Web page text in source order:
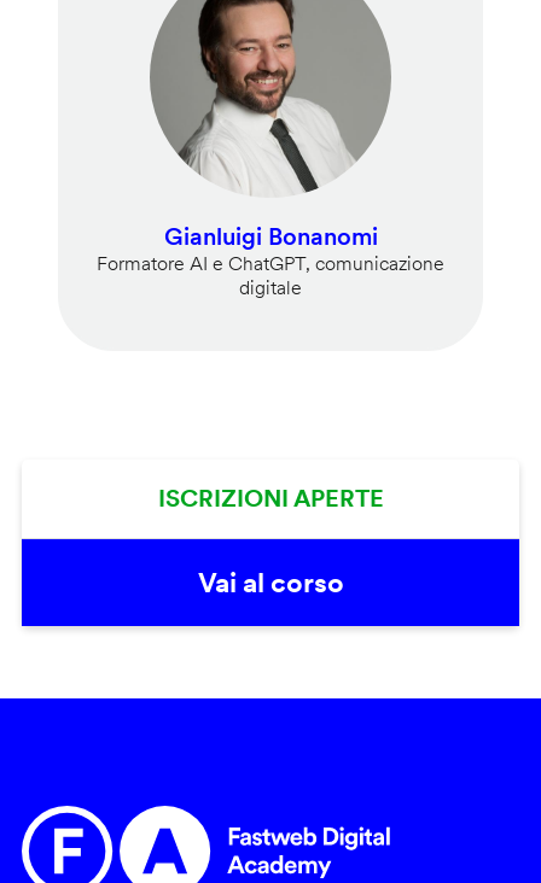
Gianluigi Bonanomi
Formatore AI e ChatGPT, comunicazione
digitale
ISCRIZIONI APERTE
Vai al corso